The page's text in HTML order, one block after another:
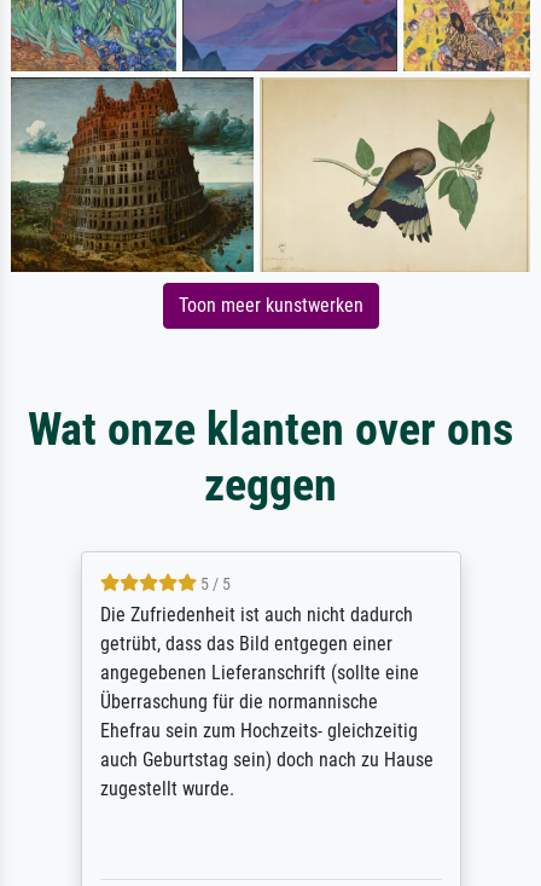
Toon meer kunstwerken
Wat onze klanten over ons
zeggen
5 / 5
Die Zufriedenheit ist auch nicht dadurch
getrübt, dass das Bild entgegen einer
angegebenen Lieferanschrift (sollte eine
Überraschung für die normannische
Ehefrau sein zum Hochzeits- gleichzeitig
auch Geburtstag sein) doch nach zu Hause
zugestellt wurde.